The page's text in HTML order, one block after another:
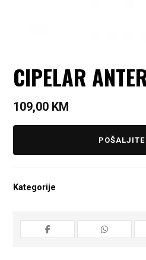
CIPELAR
109,00 KM
Kategorije